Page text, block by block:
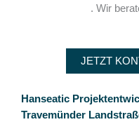
. Wir
JETZT
Hanseatic
Travemünder